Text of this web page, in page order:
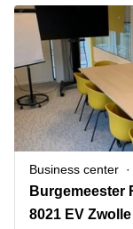
Flexplekken
Coworking
Spaces
Vergaderruimten
Virtueel
Kantoor
Bedrijfsruimte
Oost
Amsterdam
Westpoort
Bergen
op
Zoom
Amersfoort
Breda
Hengelo
Kantoor
huren
Bergen
op
Zoom
Kantoor
huren
Tiel
Kantoor
huren
Reeuwijk
Voeg je
Huurprijs
Log in
Business center
Burgemeester
8021 EV Zwolle